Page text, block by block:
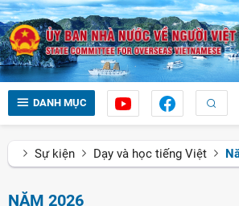
DANH MỤC
Sự kiện Dạy và học tiếng Việt
NĂM 2026